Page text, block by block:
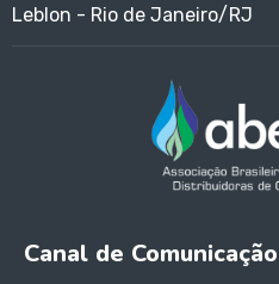
Leblon - Rio de Janeiro/RJ
Canal de Comunicação